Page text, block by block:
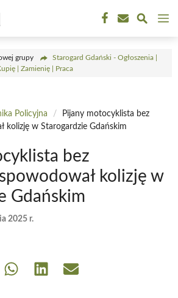
grupy
Starogard Gdański - Ogłoszenia |
| Zamienię | Praca
Policyjna /
Pijany motocyklista bez
kolizję w Starogardzie Gdańskim
bez
kolizję w
Gdańskim
2025 r.
Share Share Share